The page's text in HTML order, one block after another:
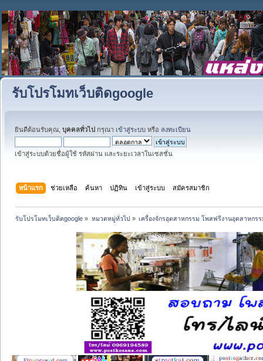
รับโปรโมทเว็บติดgoogle
ยินดีต้อนรับคุณ, บุคคลทั่วไป กรุณา เข้าสู่ระบบ หรือ ลงทะเบียน
เข้าสู่ระบบด้วยชื่อผู้ใช้ รหัสผ่าน และระยะเวลาในเซสชั่น
หน้าแรก ช่วยเหลือ ค้นหา ปฏิทิน เข้าสู่ระบบ สมัครสมาชิก
รับโปรโมทเว็บติดgoogle » หมวดหมู่ทั่วไป» เครื่องจักรอุตสาหกรรม โพสฟรีงานอุตสาหกร